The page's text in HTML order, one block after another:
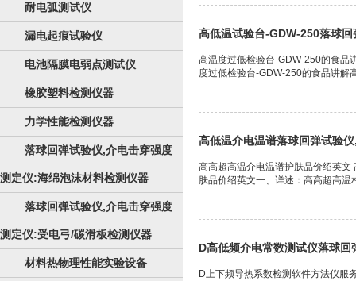
耐电弧测试仪
漏电起痕试验仪
电池隔膜电弱点测试仪
橡胶塑料检测仪器
力学性能检测仪器
落球回弹试验仪,介电击穿强度
测定仪:海绵泡沫材料检测仪器
落球回弹试验仪,介电击穿强度
测定仪:受电弓/碳滑板检测仪器
材料热物理性能实验设备
高低温试验台-GDW-250落球
高温度过低检验台-GDW-250的食品
度过低检验台-GDW-250的食品讲解
高低温介电温谱落球回弹试验
高高超高温介电温谱护肤品价绍英
肤品价绍英文一、详述：高高超高
D高低频介电常数测试仪落球
D上下频导热系数检测软件方法仪服